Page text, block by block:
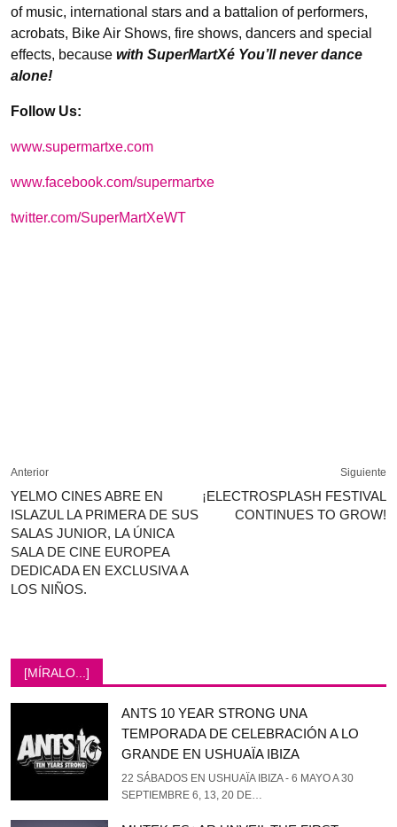
of music, international stars and a battalion of performers,
acrobats, Bike Air Shows, fire shows, dancers and special
effects, because with SuperMartXé You’ll never dance
alone!
Follow Us:
www.supermartxe.com
www.facebook.com/supermartxe
twitter.com/SuperMartXeWT
Anterior
YELMO CINES ABRE EN
ISLAZUL LA PRIMERA DE SUS
SALAS JUNIOR, LA ÚNICA
SALA DE CINE EUROPEA
DEDICADA EN EXCLUSIVA A
LOS NIÑOS.
Siguiente
¡ELECTROSPLASH FESTIVAL
CONTINUES TO GROW!
[MÍRALO...]
ANTS 10 YEAR STRONG UNA
TEMPORADA DE CELEBRACIÓN A LO
GRANDE EN USHUAÏA IBIZA
22 SÁBADOS EN USHUAÏA IBIZA - 6 MAYO A 30
SEPTIEMBRE 6, 13, 20 DE…